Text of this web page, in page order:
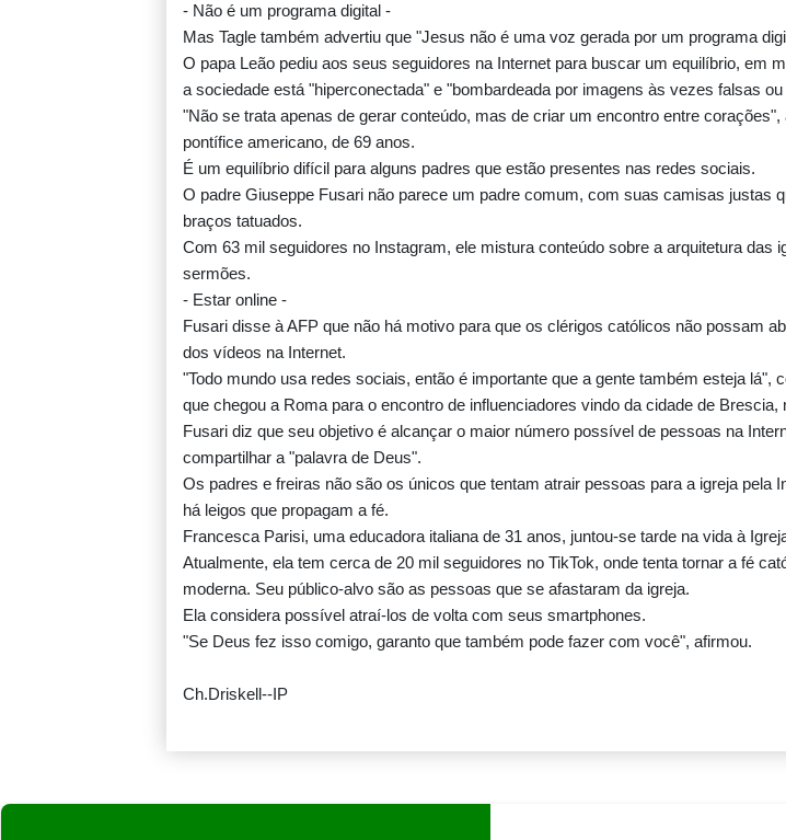
- Não é um programa digital -
Mas Tagle também advertiu que "Jesus não é uma voz gerada por um programa
O papa Leão pediu aos seus seguidores na Internet para buscar um equilíbrio, em
a sociedade está "hiperconectada" e "bombardeada por imagens às vezes falsas
"Não se trata apenas de gerar conteúdo, mas de criar um encontro entre corações",
pontífice americano, de 69 anos.
É um equilíbrio difícil para alguns padres que estão presentes nas redes sociais.
O padre Giuseppe Fusari não parece um padre comum, com suas camisas justas
braços tatuados.
Com 63 mil seguidores no Instagram, ele mistura conteúdo sobre a arquitetura das
sermões.
- Estar online -
Fusari disse à AFP que não há motivo para que os clérigos católicos não possam
dos vídeos na Internet.
"Todo mundo usa redes sociais, então é importante que a gente também esteja lá",
que chegou a Roma para o encontro de influenciadores vindo da cidade de Brescia,
Fusari diz que seu objetivo é alcançar o maior número possível de pessoas na
compartilhar a "palavra de Deus".
Os padres e freiras não são os únicos que tentam atrair pessoas para a igreja pela
há leigos que propagam a fé.
Francesca Parisi, uma educadora italiana de 31 anos, juntou-se tarde na vida à
Atualmente, ela tem cerca de 20 mil seguidores no TikTok, onde tenta tornar a fé
moderna. Seu público-alvo são as pessoas que se afastaram da igreja.
Ela considera possível atraí-los de volta com seus smartphones.
"Se Deus fez isso comigo, garanto que também pode fazer com você", afirmou.
Ch.Driskell--IP